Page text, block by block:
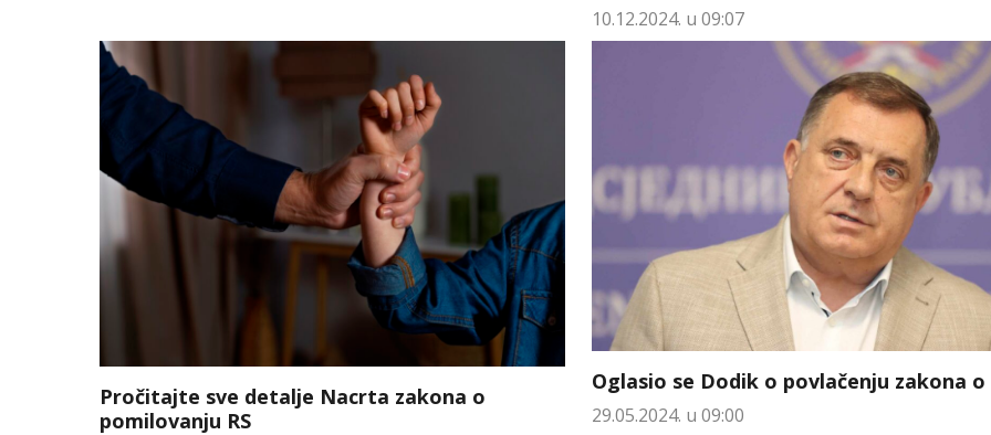
10.12.2024. u 09:07
Pročitajte sve detalje Nacrta zakona o
pomilovanju RS
Oglasio se Dodik o povlačenju zakona o
29.05.2024. u 09:00